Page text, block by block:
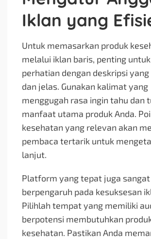
Iklan yang
Untuk memasarkan produk
melalui iklan baris, penting
perhatian dengan deskripsi
dan jelas. Gunakan kalimat yang
menggugah rasa ingin tahu dan
manfaat utama produk Anda.
kesehatan yang relevan akan
pembaca tertarik untuk
lanjut.
Platform yang tepat juga sangat
berpengaruh pada kesuksesan
Pilihlah tempat yang memiliki
berpotensi membutuhkan
kesehatan. Pastikan Anda